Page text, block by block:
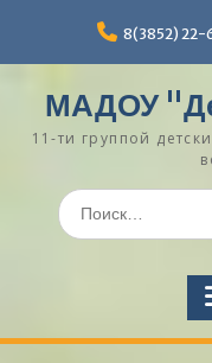
содержимому
8(3852)
МАДОУ
11-ти группой
Поиск
по: